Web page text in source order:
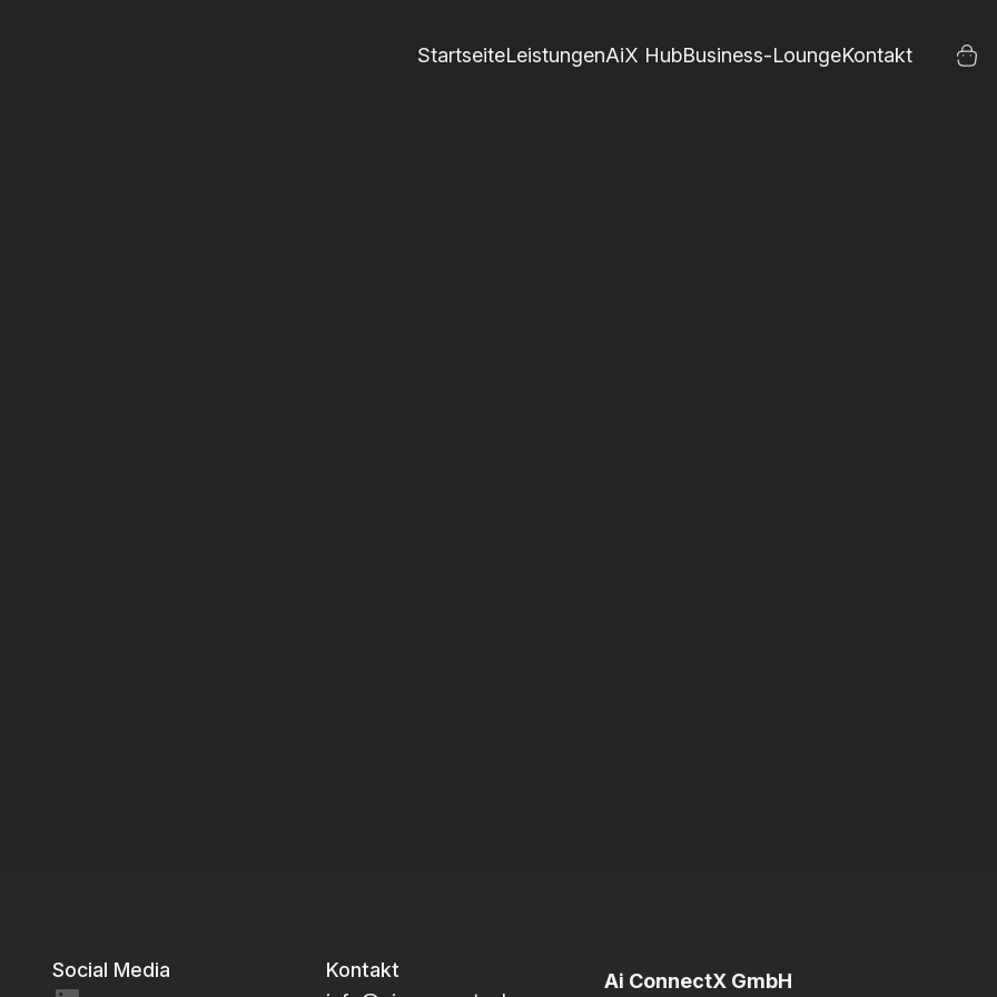
StartseiteLeistungenAiX HubBusiness-LoungeKontakt
Social Media
Kontakt
Ai ConnectX GmbH